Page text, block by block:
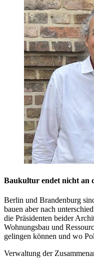
Baukultur endet nicht an
Berlin und Brandenburg
bauen aber nach
die Präsidenten beider
Wohnungsbau und
gelingen können und wo
Verwaltung der